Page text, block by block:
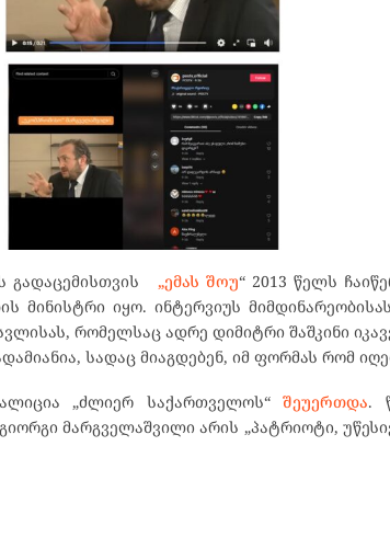
გადაცემისთვის „ემას შოუ“ 2013 წელს
იყო. ინტერვიუს
რომელსაც ადრე დიმიტრი შაშკინი
სადაც მიაგდებენ, იმ ფორმას რომ
„ძლიერ საქართველოს“ შეუერთდა.
მარგველაშვილი არის „პატრიოტი,